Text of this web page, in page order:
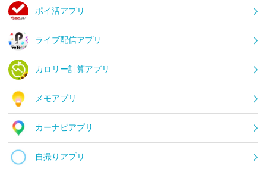
ポイ活アプリ
ライブ配信アプリ
カロリー計算アプリ
メモアプリ
カーナビアプリ
自撮りアプリ